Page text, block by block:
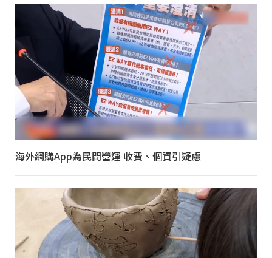
海外網購App為民間營運 收費、個資引疑慮